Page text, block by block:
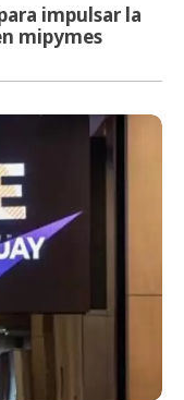
impulsar la
mipymes